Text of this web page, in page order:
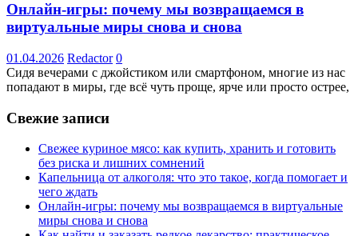
Онлайн-игры: почему мы возвращаемся в
виртуальные миры снова и снова
01.04.2026 Redactor 0
Сидя вечерами с джойстиком или смартфоном, многие из нас
попадают в миры, где всё чуть проще, ярче или просто острее,
Свежие записи
Свежее куриное мясо: как купить, хранить и готовить
без риска и лишних сомнений
Капельница от алкоголя: что это такое, когда помогает и
чего ждать
Онлайн-игры: почему мы возвращаемся в виртуальные
миры снова и снова